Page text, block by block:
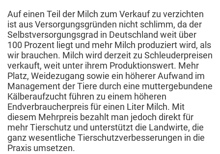
Auf einen Teil der Milch zum Verkauf zu verzichten
ist aus Versorgungsgründen nicht schlimm, da der
Selbstversorgungsgrad in Deutschland weit über
100 Prozent liegt und mehr Milch produziert wird, als
wir brauchen. Milch wird derzeit zu Schleuderpreisen
verkauft, weit unter ihrem Produktionswert. Mehr
Platz, Weidezugang sowie ein höherer Aufwand im
Management der Tiere durch eine muttergebundene
Kälberaufzucht führen zu einem höheren
Endverbraucherpreis für einen Liter Milch. Mit
diesem Mehrpreis bezahlt man jedoch direkt für
mehr Tierschutz und unterstützt die Landwirte, die
ganz wesentliche Tierschutzverbesserungen in die
Praxis umsetzen.